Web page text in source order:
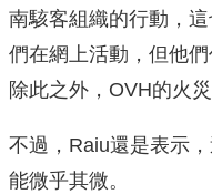
南駭客組織的行動，
們在網上活動，但他
除此之外，OVH的火
不過，Raiu還是表示
能微乎其微。